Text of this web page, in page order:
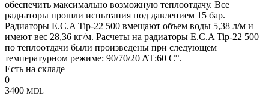
обеспечить максимально возможную теплоотдачу. Все
радиаторы прошли испытания под давлением 15 бар.
Радиаторы E.C.A Tip-22 500 вмещают объем воды 5,38 л/м и
имеют вес 28,36 кг/м. Расчеты на радиаторы E.C.A Tip-22 500
по теплоотдачи были произведены при следующем
температурном режиме: 90/70/20 ∆Т:60 C°.
Есть на складе
0
3400 MDL